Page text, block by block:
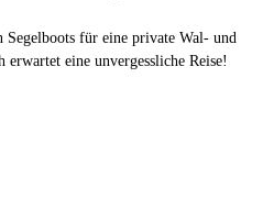
Segelboots für eine private Wal- und
eine unvergessliche Reise!